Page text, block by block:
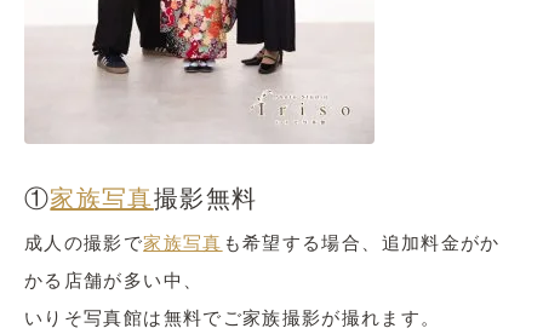
①家族写真撮影無料
成人の撮影で家族写真 も希望する場合、追加料金がか
かる店舗が多い中、
いりそ写真館は無料でご家族撮影が撮れます。